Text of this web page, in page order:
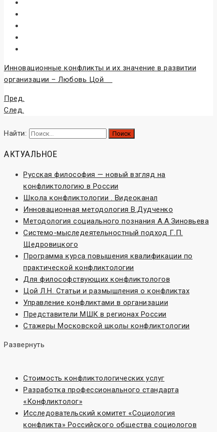
Инновационные конфликты и их значение в развитии
организации – Любовь Цой
Пред.
След.
Найти:
АКТУАЛЬНОЕ
Русская философия — новый взгляд на
конфликтологию в России
Школа конфликтологии . Видеоканал
Инновационная методология В.Дудченко
Методология социального познания А.А.Зиновьева
Системо-мыследеятельностный подход Г.П.
Щедровицкого
Программа курса повышения квалификации по
практической конфликтологии
Для философствующих конфликтологов
Цой Л.Н. Статьи и размышления о конфликтах
Управление конфликтами в организации
Представители МШК в регионах России
Стажеры Московской школы конфликтологии
Развернуть
Стоимость конфликтологических услуг
Разработка профессионального стандарта
«Конфликтолог»
Исследовательский комитет «Социoлогия
конфликта» Российского общества социологов